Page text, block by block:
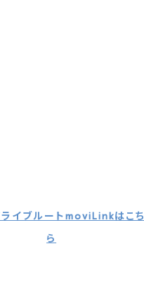
イブルートmoviLinkはこち
ら